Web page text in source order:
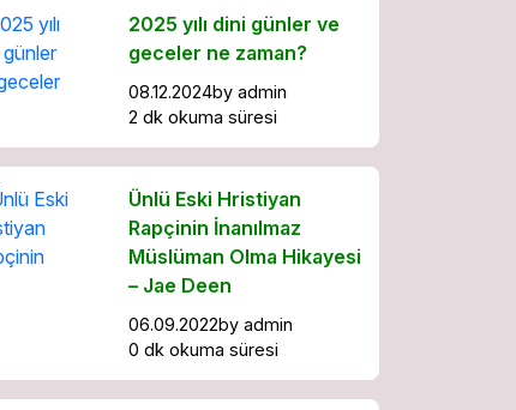
2025 yılı dini günler ve
geceler ne zaman?
08.12.2024by admin
2 dk okuma süresi
Ünlü Eski Hristiyan
Rapçinin İnanılmaz
Müslüman Olma Hikayesi
– Jae Deen
06.09.2022by admin
0 dk okuma süresi